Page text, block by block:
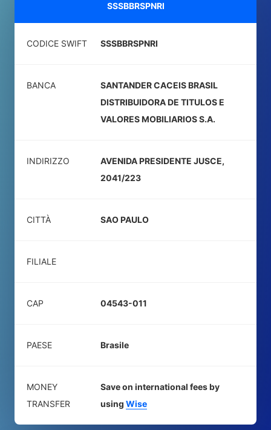
SSSBBRSPNRI
CODICE SWIFT SSSBBRSPNRI
BANCA
SANTANDER CACEIS BRASIL
DISTRIBUIDORA DE TITULOS E
VALORES MOBILIARIOS S.A.
INDIRIZZO
AVENIDA PRESIDENTE JUSCE,
2041/223
CITTÀ SAO PAULO
FILIALE
CAP 04543-011
PAESE Brasile
MONEY
TRANSFER
Save on international fees by
using Wise